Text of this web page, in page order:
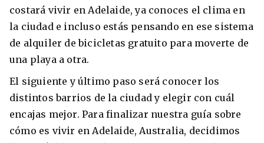
costará vivir en Adelaide, ya conoces el clima en
la ciudad e incluso estás pensando en ese sistema
de alquiler de bicicletas gratuito para moverte de
una playa a otra.
El siguiente y último paso será conocer los
distintos barrios de la ciudad y elegir con cuál
encajas mejor. Para finalizar nuestra guía sobre
cómo es vivir en Adelaide, Australia, decidimos